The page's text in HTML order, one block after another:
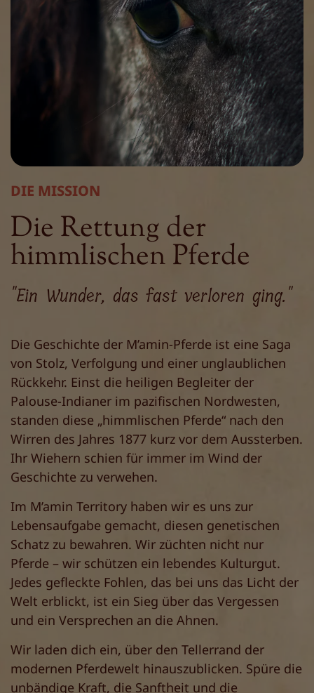
DIE MISSION
Die Rettung der
himmlischen Pferde
"Ein Wunder, das fast verloren ging."
Die Geschichte der M’amin-Pferde ist eine Saga
von Stolz, Verfolgung und einer unglaublichen
Rückkehr. Einst die heiligen Begleiter der
Palouse-Indianer im pazifischen Nordwesten,
standen diese „himmlischen Pferde“ nach den
Wirren des Jahres 1877 kurz vor dem Aussterben.
Ihr Wiehern schien für immer im Wind der
Geschichte zu verwehen.
Im M’amin Territory haben wir es uns zur
Lebensaufgabe gemacht, diesen genetischen
Schatz zu bewahren. Wir züchten nicht nur
Pferde – wir schützen ein lebendes Kulturgut.
Jedes gefleckte Fohlen, das bei uns das Licht der
Welt erblickt, ist ein Sieg über das Vergessen
und ein Versprechen an die Ahnen.
Wir laden dich ein, über den Tellerrand der
modernen Pferdewelt hinauszublicken. Spüre die
unbändige Kraft, die Sanftheit und die